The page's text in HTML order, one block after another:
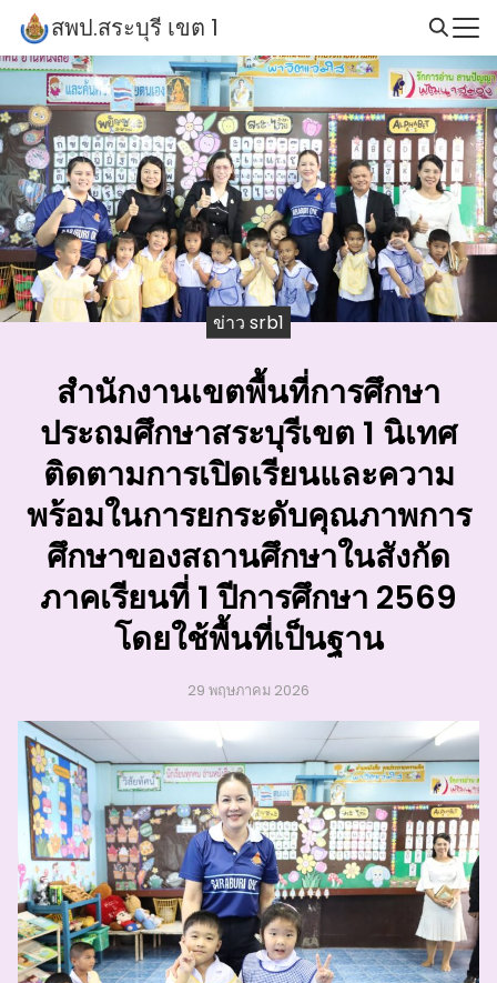
Skip
content
สพป.สระบุรี เขต 1
Search
ข่าว srb1
สำนักงานเขตพื้นที่การศึกษา
ประถมศึกษาสระบุรีเขต 1 นิเทศ
ติดตามการเปิดเรียนและความ
พร้อมในการยกระดับคุณภาพการ
ศึกษาของสถานศึกษาในสังกัด
ภาคเรียนที่ 1 ปีการศึกษา 2569
โดยใช้พื้นที่เป็นฐาน
29 พฤษภาคม 2026